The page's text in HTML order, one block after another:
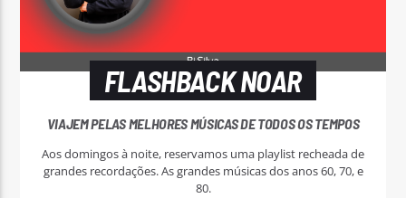
FLASHBACK NOAR
VIAJEM PELAS MELHORES MÚSICAS DE TODOS OS TEMPOS
Aos domingos à noite, reservamos uma playlist recheada de
grandes recordações. As grandes músicas dos anos 60, 70, e
80.